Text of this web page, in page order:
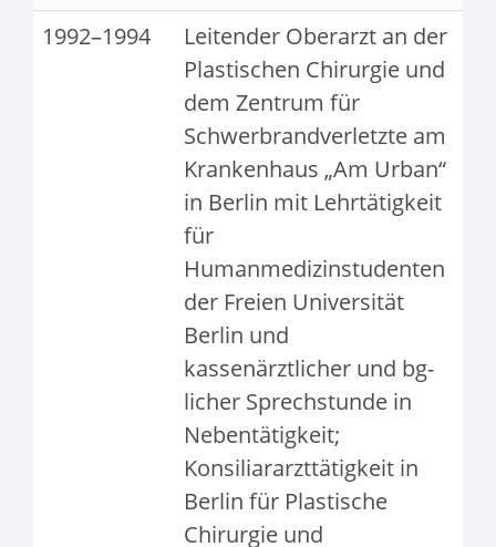
1992–1994
Leitender Oberarzt an der
Plastischen Chirurgie und
dem Zentrum für
Schwerbrandverletzte am
Krankenhaus „Am Urban“
in Berlin mit Lehrtätigkeit
für
Humanmedizinstudenten
der Freien Universität
Berlin und
kassenärztlicher und bg-
licher Sprechstunde in
Nebentätigkeit;
Konsiliararzttätigkeit in
Berlin für Plastische
Chirurgie und